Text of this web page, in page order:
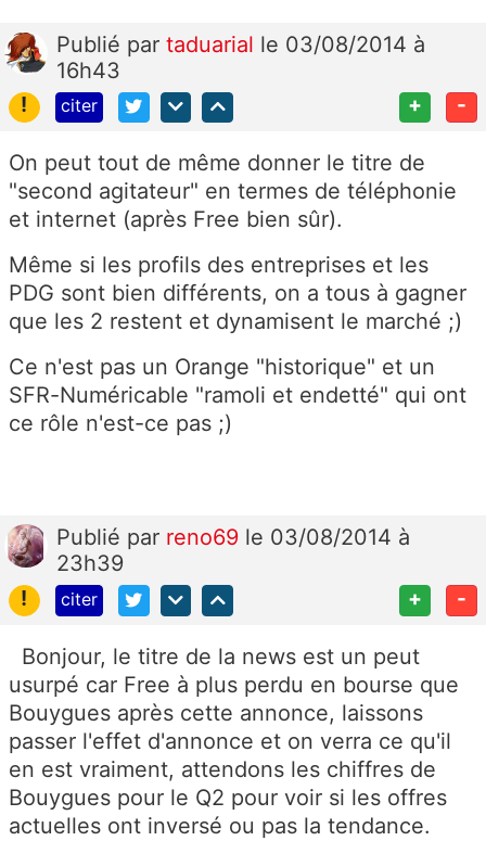
Publié par taduarial le 03/08/2014 à
16h43
!
citer + -
On peut tout de même donner le titre de
"second agitateur" en termes de téléphonie
et internet (après Free bien sûr).
Même si les profils des entreprises et les
PDG sont bien différents, on a tous à gagner
que les 2 restent et dynamisent le marché ;)
Ce n'est pas un Orange "historique" et un
SFR-Numéricable "ramoli et endetté" qui ont
ce rôle n'est-ce pas ;)
Publié par reno69 le 03/08/2014 à
23h39
!
citer + -
Bonjour, le titre de la news est un peut
usurpé car Free à plus perdu en bourse que
Bouygues après cette annonce, laissons
passer l'effet d'annonce et on verra ce qu'il
en est vraiment, attendons les chiffres de
Bouygues pour le Q2 pour voir si les offres
actuelles ont inversé ou pas la tendance.